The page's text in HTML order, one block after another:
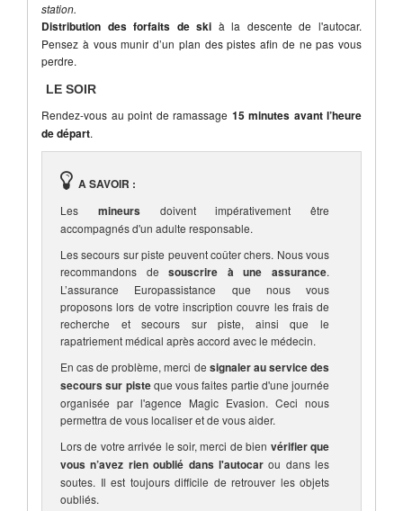
station.
Distribution des forfaits de ski à la descente de l'autocar.
Pensez à vous munir d’un plan des pistes afin de ne pas vous
perdre.
LE SOIR
Rendez-vous au point de ramassage 15 minutes avant l’heure
de départ.
A SAVOIR :
Les mineurs doivent impérativement être
accompagnés d'un adulte responsable.
Les secours sur piste peuvent coûter chers. Nous vous
recommandons desouscrire à une assurance.
L’assurance Europassistance que nous vous
proposons lors de votre inscription couvre les frais de
recherche et secours sur piste, ainsi que le
rapatriement médical après accord avec le médecin.
En cas de problème, merci de signaler au service des
secours sur pisteque vous faites partie d'une journée
organisée par l'agence Magic Evasion. Ceci nous
permettra de vous localiser et de vous aider.
Lors de votre arrivée le soir, merci de bien vérifier que
vous n’avez rien oublié dans l'autocarou dans les
soutes. Il est toujours difficile de retrouver les objets
oubliés.